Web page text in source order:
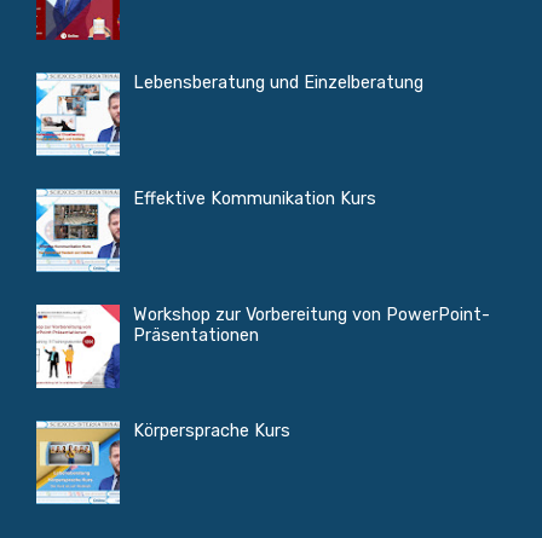
Lebensberatung und Einzelberatung
Effektive Kommunikation Kurs
Workshop zur Vorbereitung von PowerPoint-
Präsentationen
Körpersprache Kurs